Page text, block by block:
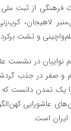
لاهیجان،
و تشت
نواییان در نشست
و صفر در جذب
را یک تمدن دانست
عاشورایی
ایران است.